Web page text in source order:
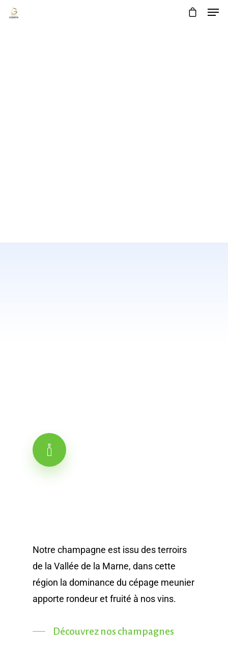
Notre champagne est issu des terroirs
de la Vallée de la Marne, dans cette
région la dominance du cépage meunier
apporte rondeur et fruité à nos vins.
Découvrez nos champagnes